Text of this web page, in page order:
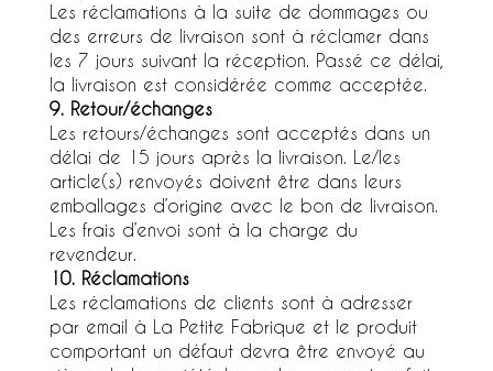
Les réclamations à la suite de dommages ou
des erreurs de livraison sont à réclamer dans
les 7 jours suivant la réception. Passé ce délai,
la livraison est considérée comme acceptée.
9. Retour/échanges
Les retours/échanges sont acceptés dans un
délai de 15 jours après la livraison. Le/les
article(s) renvoyés doivent être dans leurs
emballages d’origine avec le bon de livraison.
Les frais d’envoi sont à la charge du
revendeur.
10. Réclamations
Les réclamations de clients sont à adresser
par email à La Petite Fabrique et le produit
comportant un défaut devra être envoyé au